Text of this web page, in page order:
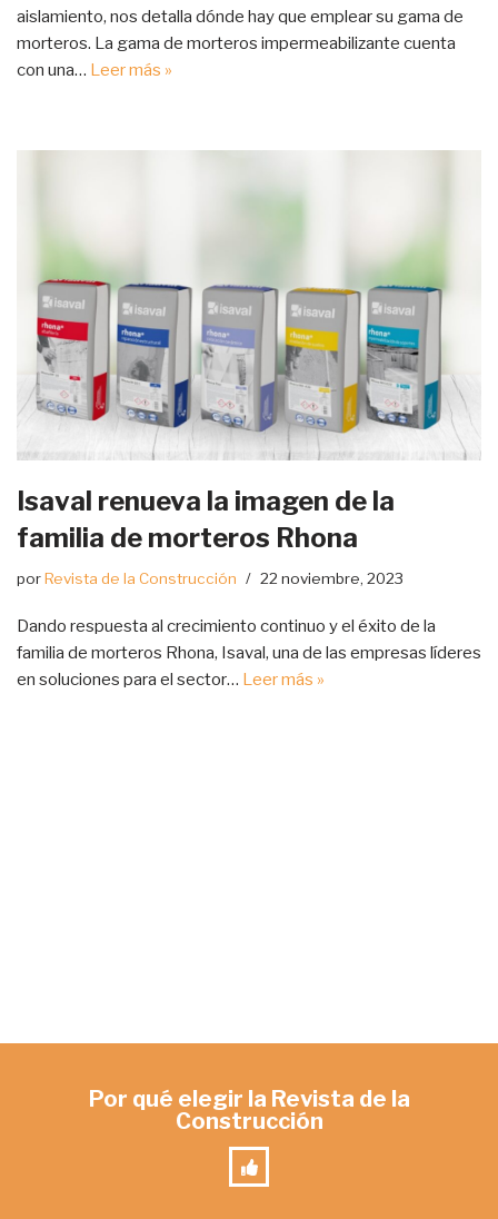
aislamiento, nos detalla dónde hay que emplear su gama de
morteros. La gama de morteros impermeabilizante cuenta
con una… Leer más »
Isaval renueva la imagen de la
familia de morteros Rhona
porRevista de la Construcción 22 noviembre, 2023
Dando respuesta al crecimiento continuo y el éxito de la
familia de morteros Rhona, Isaval, una de las empresas líderes
en soluciones para el sector… Leer más »
Por qué elegir la Revista de la
Construcción